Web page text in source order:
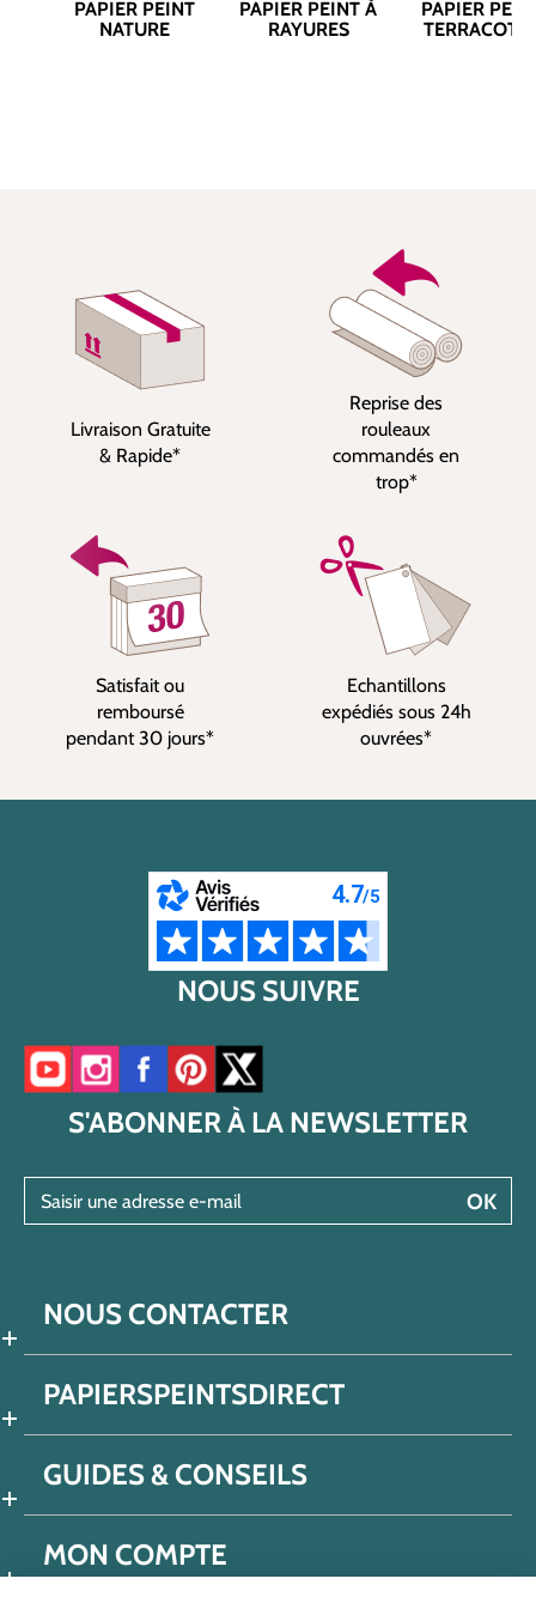
PAPIER PEINT
NATURE
PAPIER PEINT À
RAYURES
PAPIER
Livraison Gratuite
& Rapide*
Reprise des
rouleaux
commandés en
trop*
Satisfait ou
remboursé
pendant 30 jours*
Echantillons
expédiés sous 24h
ouvrées*
NOUS SUIVRE
Accéder à notre chaîne YouTube
Accéder à notre compte Instagram
Accéder à notre page Facebook
Accéder à notre compte Pinterest
Accéder à notre compte Twitter/X
S'ABONNER À LA NEWSLETTER
OK
NOUS CONTACTER
PAPIERSPEINTSDIRECT
GUIDES & CONSEILS
MON COMPTE